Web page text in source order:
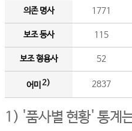
의존 명사 1771
보조 동사 115
보조 형용사 52
어미 2) 2837
1) '품사별 현황' 통계